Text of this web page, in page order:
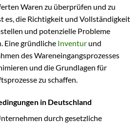
Waren zu überprüfen und zu
es, die Richtigkeit und Vollständigkeit
und potenzielle Probleme
Eine gründliche Inventur und
des Wareneingangsprozesses
und die Grundlagen für
zu schaffen.
in Deutschland
durch gesetzliche